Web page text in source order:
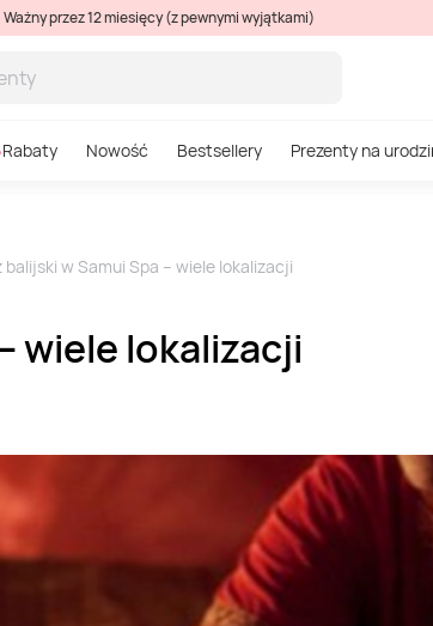
Ważny przez 12 miesięcy (z pewnymi wyjątkami)
Rabaty Nowość Bestsellery Prezenty na
balijski w Samui Spa – wiele lokalizacji
wiele lokalizacji